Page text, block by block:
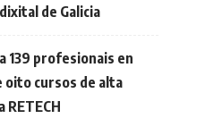
de Galicia
139 profesionais en
oito cursos de alta